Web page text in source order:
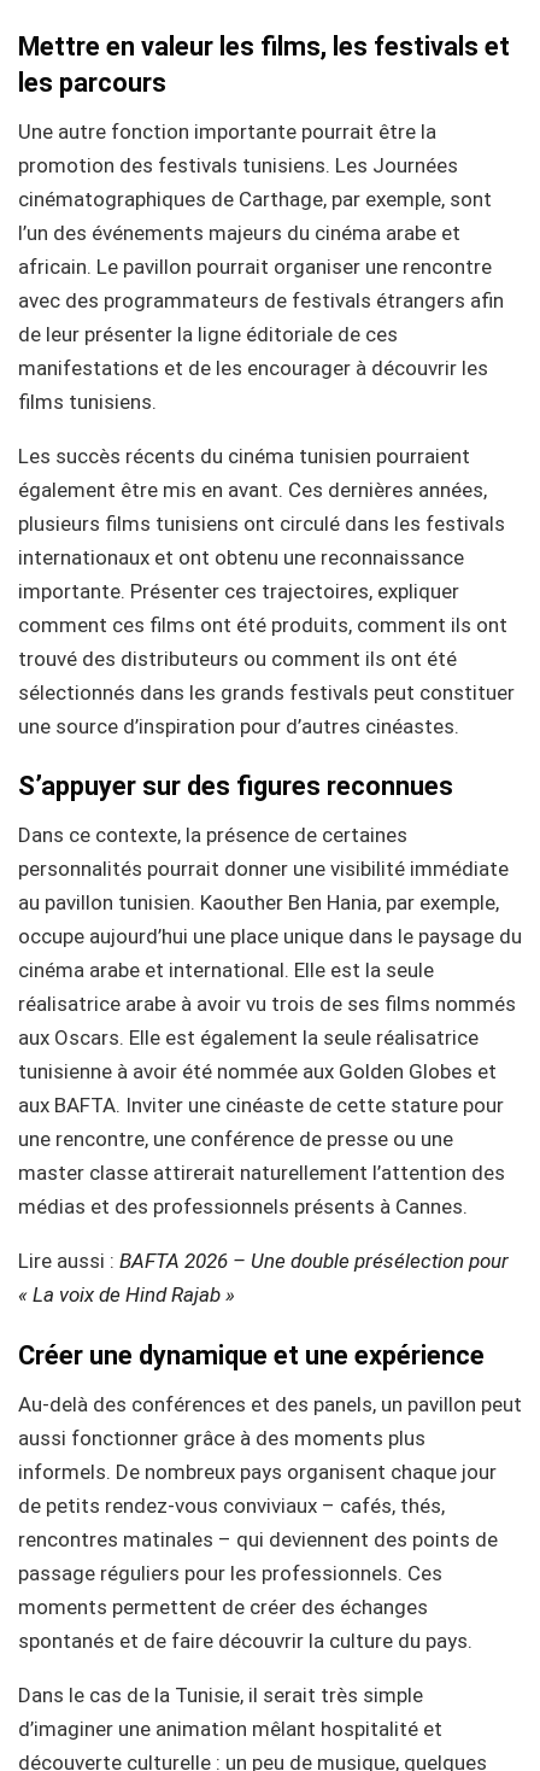
Mettre en valeur les films, les festivals et
les parcours
Une autre fonction importante pourrait être la
promotion des festivals tunisiens. Les Journées
cinématographiques de Carthage, par exemple, sont
l’un des événements majeurs du cinéma arabe et
africain. Le pavillon pourrait organiser une rencontre
avec des programmateurs de festivals étrangers afin
de leur présenter la ligne éditoriale de ces
manifestations et de les encourager à découvrir les
films tunisiens.
Les succès récents du cinéma tunisien pourraient
également être mis en avant. Ces dernières années,
plusieurs films tunisiens ont circulé dans les festivals
internationaux et ont obtenu une reconnaissance
importante. Présenter ces trajectoires, expliquer
comment ces films ont été produits, comment ils ont
trouvé des distributeurs ou comment ils ont été
sélectionnés dans les grands festivals peut constituer
une source d’inspiration pour d’autres cinéastes.
S’appuyer sur des figures reconnues
Dans ce contexte, la présence de certaines
personnalités pourrait donner une visibilité immédiate
au pavillon tunisien. Kaouther Ben Hania, par exemple,
occupe aujourd’hui une place unique dans le paysage du
cinéma arabe et international. Elle est la seule
réalisatrice arabe à avoir vu trois de ses films nommés
aux Oscars. Elle est également la seule réalisatrice
tunisienne à avoir été nommée aux Golden Globes et
aux BAFTA. Inviter une cinéaste de cette stature pour
une rencontre, une conférence de presse ou une
master classe attirerait naturellement l’attention des
médias et des professionnels présents à Cannes.
Lire aussi : BAFTA 2026 – Une double présélection pour
« La voix de Hind Rajab »
Créer une dynamique et une expérience
Au-delà des conférences et des panels, un pavillon peut
aussi fonctionner grâce à des moments plus
informels. De nombreux pays organisent chaque jour
de petits rendez-vous conviviaux – cafés, thés,
rencontres matinales – qui deviennent des points de
passage réguliers pour les professionnels. Ces
moments permettent de créer des échanges
spontanés et de faire découvrir la culture du pays.
Dans le cas de la Tunisie, il serait très simple
d’imaginer une animation mêlant hospitalité et
découverte culturelle : un peu de musique, quelques